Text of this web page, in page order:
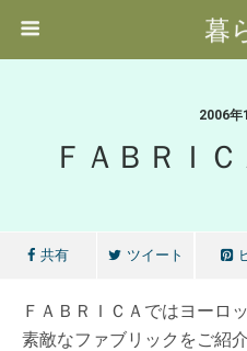
暮
2006年
ＦＡＢＲＩ
共有 ツイート
ＦＡＢＲＩＣＡではヨーロ
素敵なファブリックをご紹